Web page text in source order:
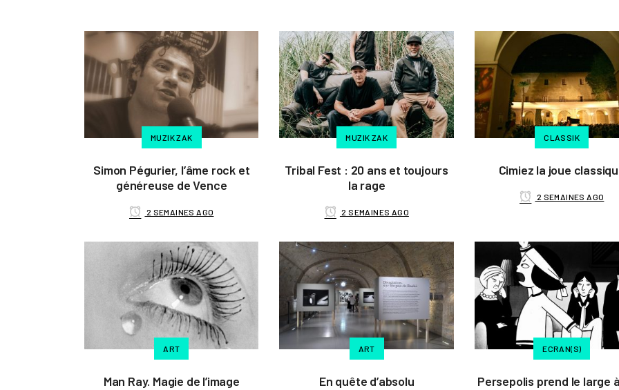
MUZIK ZAK
Simon Pégurier, l’âme rock et
généreuse de Vence
2 SEMAINES AGO
MUZIK ZAK
Tribal Fest : 20 ans et toujours
la rage
2 SEMAINES AGO
CLASSIK
Cimiez la joue
2 SEMAINES AGO
ART
Man Ray. Magie de l’image
ART
En quête d’absolu
ECRAN(S)
Persepolis prend le large